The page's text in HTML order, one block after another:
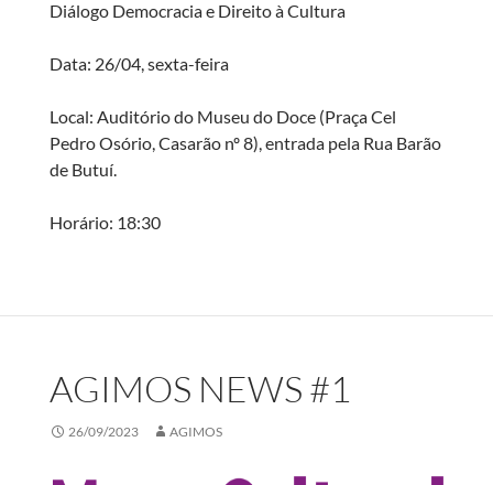
Diálogo Democracia e Direito à Cultura
Data: 26/04, sexta-feira
Local: Auditório do Museu do Doce (Praça Cel
Pedro Osório, Casarão nº 8), entrada pela Rua Barão
de Butuí.
Horário: 18:30
AGIMOS NEWS #1
26/09/2023 AGIMOS